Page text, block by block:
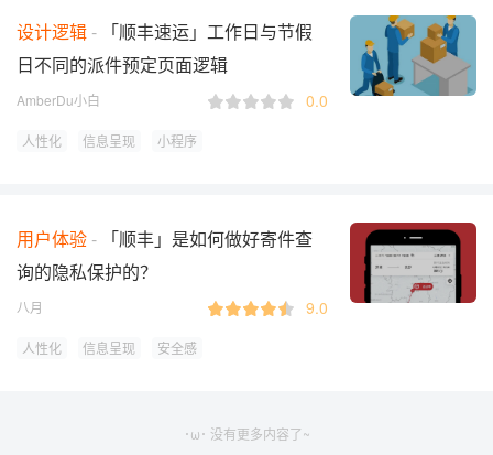
设计逻辑
「顺丰速运」工作日与节假
日不同的派件预定页面逻辑
AmberDu小白 0.0
人性化 信息呈现 小程序
用户体验
「顺丰」是如何做好寄件查
询的隐私保护的？
八月 9.0
人性化 信息呈现 安全感
･ω･ 没有更多内容了~